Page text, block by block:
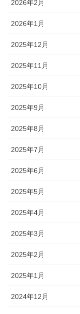
2026年2月
2026年1月
2025年12月
2025年11月
2025年10月
2025年9月
2025年8月
2025年7月
2025年6月
2025年5月
2025年4月
2025年3月
2025年2月
2025年1月
2024年12月